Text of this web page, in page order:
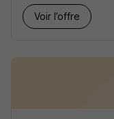
Voir l’offre